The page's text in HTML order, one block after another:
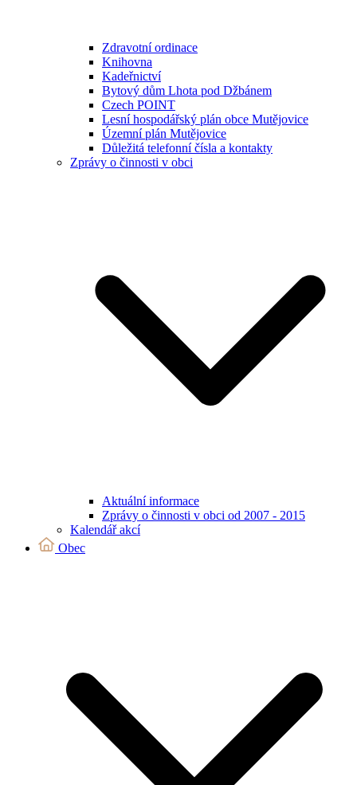
Zdravotní ordinace
Knihovna
Kadeřnictví
Bytový dům Lhota pod Džbánem
Czech POINT
Lesní hospodářský plán obce Mutějovice
Územní plán Mutějovice
Důležitá telefonní čísla a kontakty
Zprávy o činnosti v obci
Aktuální informace
Zprávy o činnosti v obci od 2007 - 2015
Kalendář akcí
Obec